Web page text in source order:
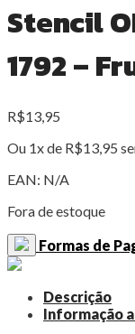
Stencil
1792 –
R$13,95
Ou 1x de R$13,95
EAN: N/A
Fora de estoque
Formas de
Descrição
Informação